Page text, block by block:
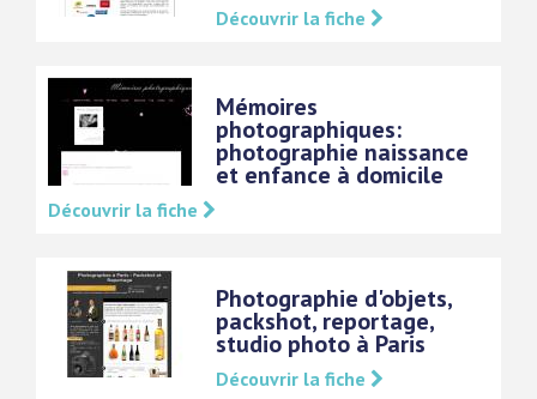
Découvrir la fiche
Mémoires
photographiques:
photographie naissance
et enfance à domicile
Découvrir la fiche
Photographie d'objets,
packshot, reportage,
studio photo à Paris
Découvrir la fiche